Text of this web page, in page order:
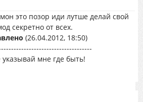
это позор иди лутше делай свой
секретно от всех.
(26.04.2012, 18:50)
мне где быть!